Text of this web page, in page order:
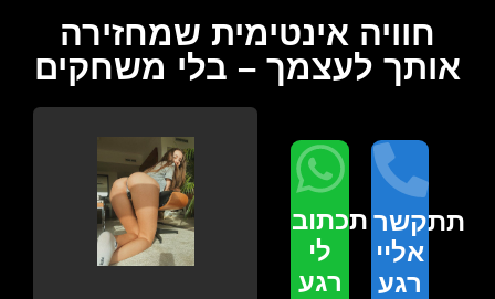
חוויה אינטימית שמחזירה
אותך לעצמך – בלי משחקים
תכתוב
לי
רגע
תתקשר
אליי
רגע